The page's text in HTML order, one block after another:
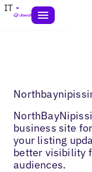
IT
business site
your listing
better visibility
audiences.